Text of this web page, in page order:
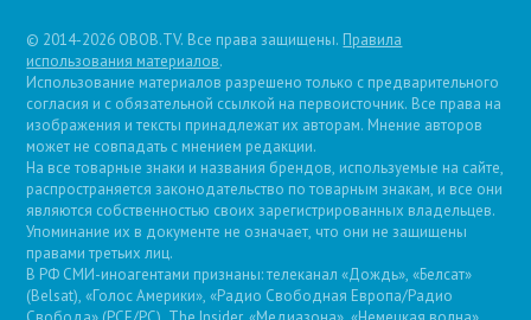
© 2014-2026 OBOB.TV. Все права защищены. Правила
использования материалов.
Использование материалов разрешено только с предварительного
согласия и с обязательной ссылкой на первоисточник. Все права на
изображения и тексты принадлежат их авторам. Мнение авторов
может не совпадать с мнением редакции.
На все товарные знаки и названия брендов, используемые на сайте,
распространяется законодательство по товарным знакам, и все они
являются собственностью своих зарегистрированных владельцев.
Упоминание их в документе не означает, что они не защищены
правами третьих лиц.
В РФ СМИ-иноагентами признаны: телеканал «Дождь», «Белсат»
(Belsat), «Голос Америки», «Радио Свободная Европа/Радио